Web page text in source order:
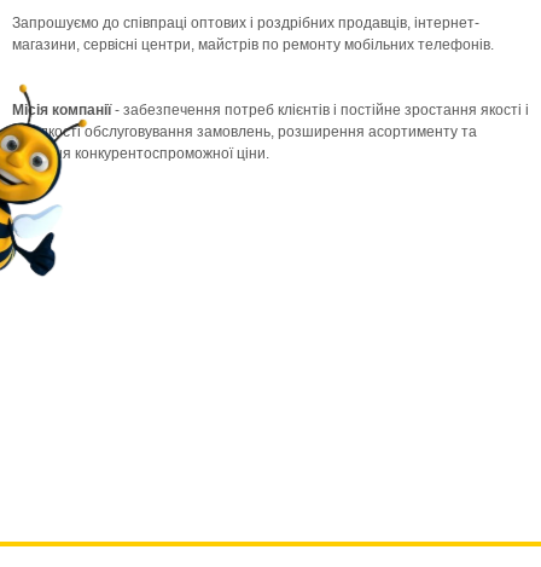
Запрошуємо до співпраці оптових і роздрібних продавців, інтернет-
магазини, сервісні центри, майстрів по ремонту мобільних телефонів.
Місія компанії- забезпечення потреб клієнтів і постійне зростання якості і
швидкості обслуговування замовлень, розширення асортименту та
надання конкурентоспроможної ціни.